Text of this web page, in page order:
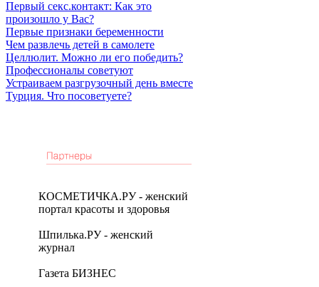
Первый секс.контакт: Как это
произошло у Вас?
Первые признаки беременности
Чем развлечь детей в самолете
Целлюлит. Можно ли его победить?
Профессионалы советуют
Устраиваем разгрузочный день вместе
Турция. Что посоветуете?
КОСМЕТИЧКА.РУ - женский
портал красоты и здоровья
Шпилька.РУ - женский
журнал
Газета БИЗНЕС